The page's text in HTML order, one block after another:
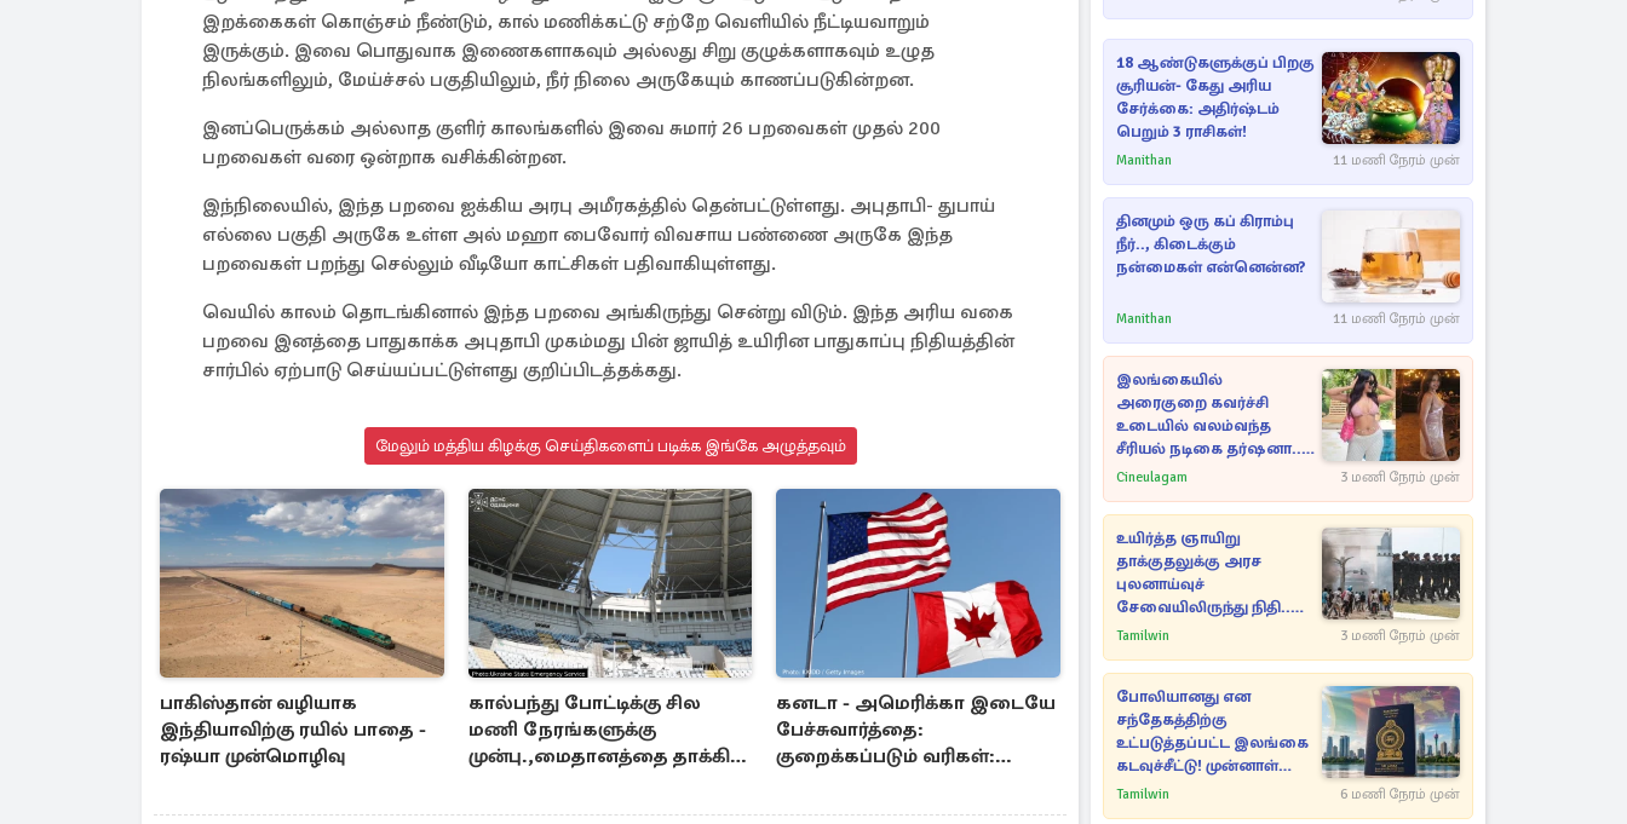
இறக்கைகள் கொஞ்சம் நீண்டும், கால் மணிக்கட்டு சற்றே வெளியில் நீட்டியவாறும்
இருக்கும். இவை பொதுவாக இணைகளாகவும் அல்லது சிறு குழுக்களாகவும் உழுத
நிலங்களிலும், மேய்ச்சல் பகுதியிலும், நீர் நிலை அருகேயும் காணப்படுகின்றன.
இனப்பெருக்கம் அல்லாத குளிர் காலங்களில் இவை சுமார் 26 பறவைகள் முதல் 200
பறவைகள் வரை ஒன்றாக வசிக்கின்றன.
இந்நிலையில், இந்த பறவை ஐக்கிய அரபு அமீரகத்தில் தென்பட்டுள்ளது. அபுதாபி- துபாய்
எல்லை பகுதி அருகே உள்ள அல் மஹா பைவோர் விவசாய பண்ணை அருகே இந்த
பறவைகள் பறந்து செல்லும் வீடியோ காட்சிகள் பதிவாகியுள்ளது.
வெயில் காலம் தொடங்கினால் இந்த பறவை அங்கிருந்து சென்று விடும். இந்த அரிய வகை
பறவை இனத்தை பாதுகாக்க அபுதாபி முகம்மது பின் ஜாயித் உயிரின பாதுகாப்பு நிதியத்தின்
சார்பில் ஏற்பாடு செய்யப்பட்டுள்ளது குறிப்பிடத்தக்கது.
மேலும் மத்திய கிழக்கு செய்திகளைப் படிக்க இங்கே அழுத்தவும்
பாகிஸ்தான் வழியாக
இந்தியாவிற்கு ரயில் பாதை -
ரஷ்யா முன்மொழிவு
கால்பந்து போட்டிக்கு சில
மணி நேரங்களுக்கு
முன்பு.,மைதானத்தை தாக்கிய
கனடா - அமெரிக்கா இடையே
பேச்சுவார்த்தை:
குறைக்கப்படும் வரிகள்:
18 ஆண்டுகளுக்குப் பிறகு
சூரியன்- கேது அரிய
சேர்க்கை: அதிர்ஷ்டம்
பெறும் 3 ராசிகள்!
Manithan 11 மணி நேரம் முன்
தினமும் ஒரு கப் கிராம்பு
நீர்.., கிடைக்கும்
நன்மைகள் என்னென்ன?
Manithan 11 மணி நேரம் முன்
இலங்கையில்
அரைகுறை கவர்ச்சி
உடையில் வலம்வந்த
சீரியல் நடிகை தர்ஷனா...
அவரே வெளியிட்ட
Cineulagam 3 மணி நேரம் முன்
உயிர்த்த ஞாயிறு
தாக்குதலுக்கு அரச
புலனாய்வுச்
சேவையிலிருந்து நிதி..
வெளியான அதிர்ச்சி
Tamilwin 3 மணி நேரம் முன்
போலியானது என
சந்தேகத்திற்கு
உட்படுத்தப்பட்ட இலங்கை
கடவுச்சீட்டு! முன்னாள்
எம்.பிக்கு
Tamilwin 6 மணி நேரம் முன்